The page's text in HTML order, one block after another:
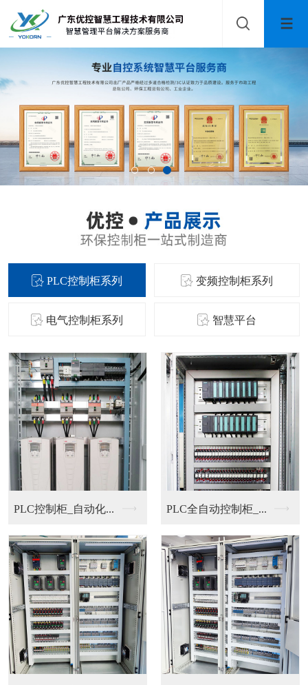
PLC控制柜系列 变频控制柜系列
电气控制柜系列 智慧平台
PLC控制柜_自动化... PLC全自动控制柜_...